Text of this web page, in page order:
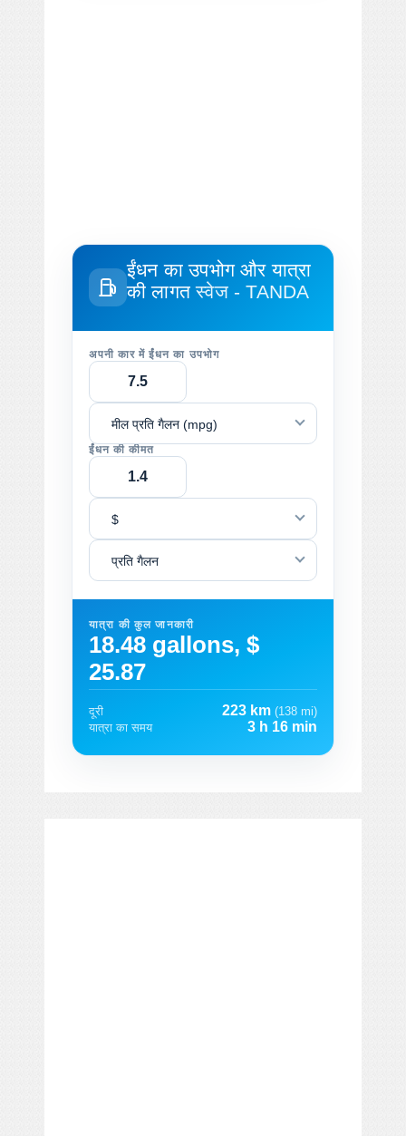
ईंधन का उपभोग और यात्रा
की लागतस्वेज - TANDA
अपनी कार में ईंधन का उपभोग
मील प्रति गैलन (mpg)
ईंधन की कीमत
$
प्रति गैलन
यात्रा की कुल जानकारी
18.48 gallons, $
25.87
दूरी 223 km (138 mi)
यात्रा का समय
3 h 16 min